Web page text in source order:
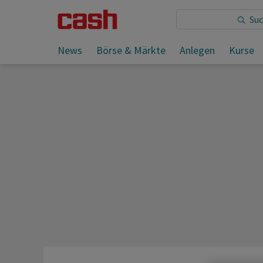
News Börse & Märkte Anlegen Kurse
Sie lesen: